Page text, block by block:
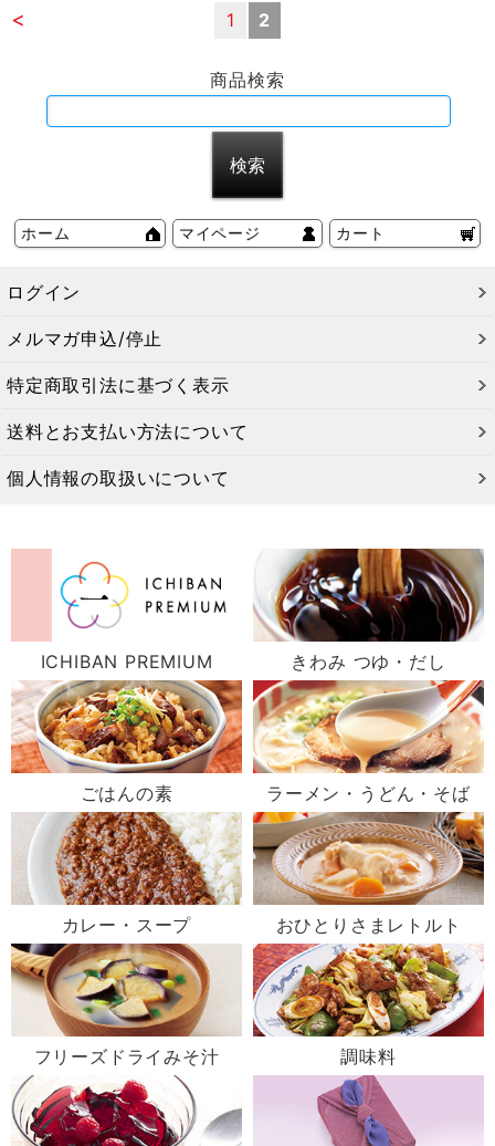
< 1 2
商品検索
ホーム マイページ カート
ログイン
メルマガ申込/停止
特定商取引法に基づく表示
送料とお支払い方法について
個人情報の取扱いについて
ICHIBAN PREMIUM きわみ つゆ・だし
ごはんの素 ラーメン・うどん・そば
カレー・スープ おひとりさまレトルト
フリーズドライみそ汁 調味料